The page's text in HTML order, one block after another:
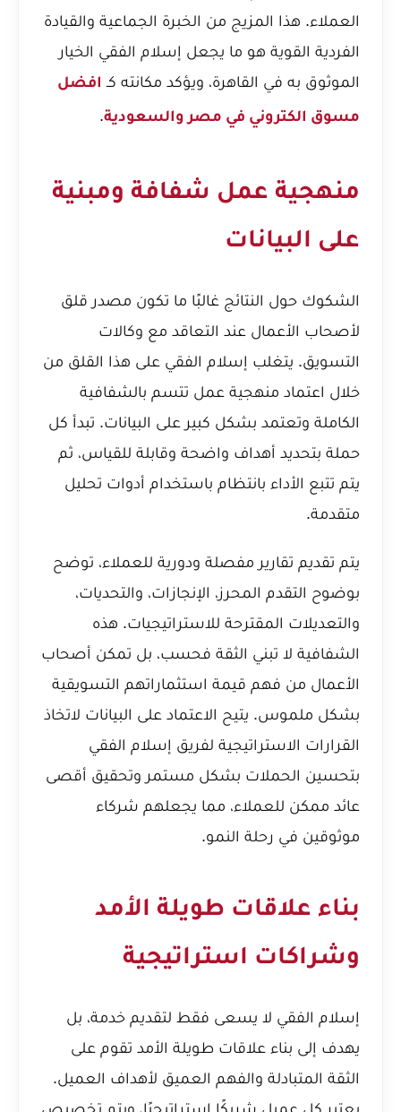
العملاء. هذا المزيج من الخبرة الجماعية والقيادة
الفردية القوية هو ما يجعل إسلام الفقي الخيار
الموثوق به في القاهرة، ويؤكد مكانته كـ افضل
مسوق الكتروني في مصر والسعودية.
منهجية عمل شفافة ومبنية
على البيانات
الشكوك حول النتائج غالبًا ما تكون مصدر قلق
لأصحاب الأعمال عند التعاقد مع وكالات
التسويق. يتغلب إسلام الفقي على هذا القلق من
خلال اعتماد منهجية عمل تتسم بالشفافية
الكاملة وتعتمد بشكل كبير على البيانات. تبدأ كل
حملة بتحديد أهداف واضحة وقابلة للقياس، ثم
يتم تتبع الأداء بانتظام باستخدام أدوات تحليل
متقدمة.
يتم تقديم تقارير مفصلة ودورية للعملاء، توضح
بوضوح التقدم المحرز، الإنجازات، والتحديات،
والتعديلات المقترحة للاستراتيجيات. هذه
الشفافية لا تبني الثقة فحسب، بل تمكن أصحاب
الأعمال من فهم قيمة استثماراتهم التسويقية
بشكل ملموس. يتيح الاعتماد على البيانات لاتخاذ
القرارات الاستراتيجية لفريق إسلام الفقي
بتحسين الحملات بشكل مستمر وتحقيق أقصى
عائد ممكن للعملاء، مما يجعلهم شركاء
موثوقين في رحلة النمو.
بناء علاقات طويلة الأمد
وشراكات استراتيجية
إسلام الفقي لا يسعى فقط لتقديم خدمة، بل
يهدف إلى بناء علاقات طويلة الأمد تقوم على
الثقة المتبادلة والفهم العميق لأهداف العميل.
يعتبر كل عميل شريكًا استراتيجيًا، ويتم تخصيص